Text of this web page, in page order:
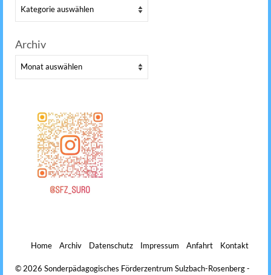
Kategorien
Archiv
Archiv
Home Archiv Datenschutz Impressum Anfahrt Kontakt
© 2026 Sonderpädagogisches Förderzentrum Sulzbach-Rosenberg -